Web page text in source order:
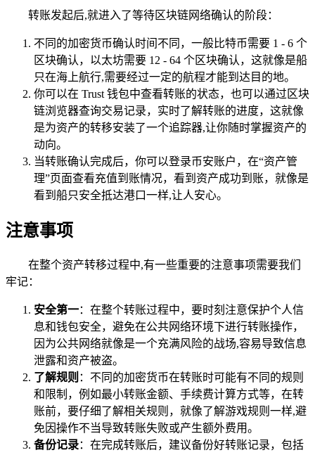
转账发起后,就进入了等待区块链网络确认的阶段：
不同的加密货币确认时间不同，一般比特币需要 1 - 6 个
区块确认，以太坊需要 12 - 64 个区块确认，这就像是船
只在海上航行,需要经过一定的航程才能到达目的地。
你可以在 Trust 钱包中查看转账的状态，也可以通过区块
链浏览器查询交易记录，实时了解转账的进度，这就像
是为资产的转移安装了一个追踪器,让你随时掌握资产的
动向。
当转账确认完成后，你可以登录币安账户，在“资产管
理”页面查看充值到账情况，看到资产成功到账，就像是
看到船只安全抵达港口一样,让人安心。
注意事项
在整个资产转移过程中,有一些重要的注意事项需要我们
牢记：
安全第一：在整个转账过程中，要时刻注意保护个人信
息和钱包安全，避免在公共网络环境下进行转账操作，
因为公共网络就像是一个充满风险的战场,容易导致信息
泄露和资产被盗。
了解规则 ：不同的加密货币在转账时可能有不同的规则
和限制，例如最小转账金额、手续费计算方式等，在转
账前，要仔细了解相关规则，就像了解游戏规则一样,避
免因操作不当导致转账失败或产生额外费用。
备份记录：在完成转账后，建议备份好转账记录，包括